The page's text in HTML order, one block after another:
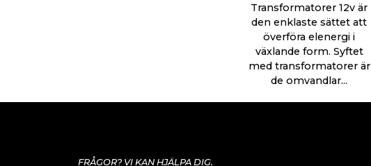
Transformatorer 12v är
den enklaste sättet att
överföra elenergi i
växlande form. Syftet
med transformatorer är
de omvandlar...
FRÅGOR? VI KAN HJÄLPA DIG.